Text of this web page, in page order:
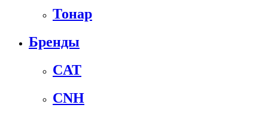
Тонар
Бренды
CAT
CNH